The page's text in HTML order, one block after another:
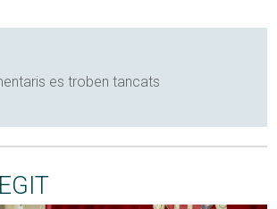
es troben tancats